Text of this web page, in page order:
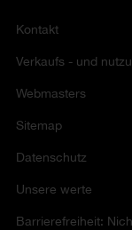
Kontakt
Verkaufs - und
Webmasters
Sitemap
Datenschutz
Unsere werte
Barrierefreiheit: